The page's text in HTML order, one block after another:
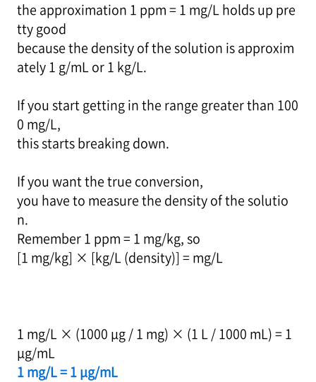
the approximation 1 ppm = 1 mg/L holds up pre
tty good
because the density of the solution is approxim
ately 1 g/mL or 1 kg/L.
If you start getting in the range greater than 100
0 mg/L,
this starts breaking down.
If you want the true conversion,
you have to measure the density of the solutio
n.
Remember 1 ppm = 1 mg/kg, so
[1 mg/kg] × [kg/L (density)] = mg/L
1 mg/L × (1000 μg / 1 mg) × (1 L / 1000 mL) = 1
μg/mL
1 mg/L = 1 μg/mL